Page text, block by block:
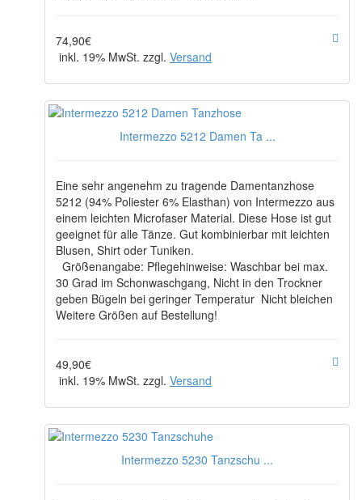
74,90€
inkl. 19% MwSt. zzgl. Versand
Intermezzo 5212 Damen Ta ...
Eine sehr angenehm zu tragende Damentanzhose
5212 (94% Poliester 6% Elasthan) von Intermezzo aus
einem leichten Microfaser Material. Diese Hose ist gut
geeignet für alle Tänze. Gut kombinierbar mit leichten
Blusen, Shirt oder Tuniken.
Größenangabe: Pflegehinweise: Waschbar bei max.
30 Grad im Schonwaschgang, Nicht in den Trockner
geben Bügeln bei geringer Temperatur Nicht bleichen
Weitere Größen auf Bestellung!
49,90€
inkl. 19% MwSt. zzgl. Versand
Intermezzo 5230 Tanzschu ...